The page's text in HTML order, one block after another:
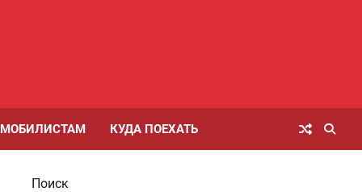
КУДА ПОЕХАТЬ
Поиск